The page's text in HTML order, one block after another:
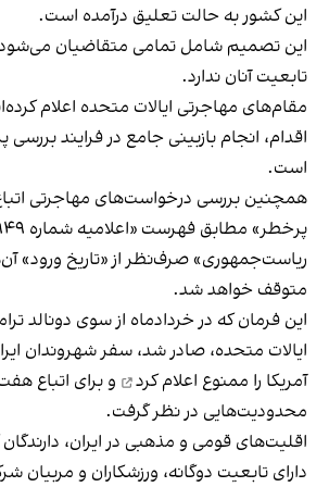
این کشور به حالت تعلیق درآمده است.
این تصمیم شامل تمامی متقاضیان می‌شود
تابعیت آنان ندارد.
مقام‌های مهاجرتی ایالات متحده اعلام
اقدام، انجام بازبینی جامع در فرایند
است.
همچنین بررسی درخواست‌‌های مهاجرتی
پرخطر» مطابق
ریاست‌جمهوری» صرف‌نظر از «تاریخ ورود»
متوقف خواهد شد.
این فرمان که در خردادماه از سوی دونالد
آمریکا را ممنوع اعلام کرد
و برای اتباع
محدودیت‌هایی در نظر گرفت.
اقلیت‌های قومی و مذهبی در ایران، دارندگان
دارای تابعیت دوگانه، ورزشکاران و مربیان